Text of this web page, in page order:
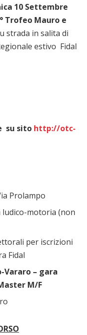
10 Settembre
Trofeo Mauro e
strada in salita di
estivo Fidal
su sito http://otc-
Prolampo
ludico-motoria (non
per iscrizioni
Fidal
Vararo – gara
M/F